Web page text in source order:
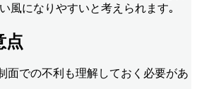
風になりやすいと考えられます｡
点
面での不利も理解しておく必要があ